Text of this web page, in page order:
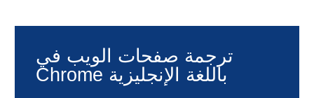
ترجمة صفحات الويب في
Chrome باللغة الإنجليزية